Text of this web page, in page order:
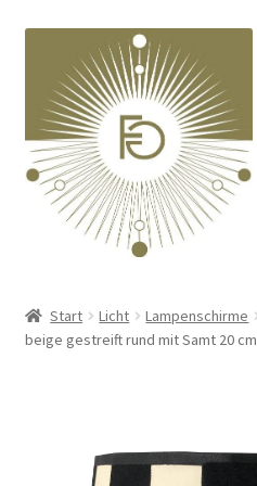
Navigation
springen
springen
Deko
Start Licht Lampenschirme
beige gestreift rund mit Samt 20 cm